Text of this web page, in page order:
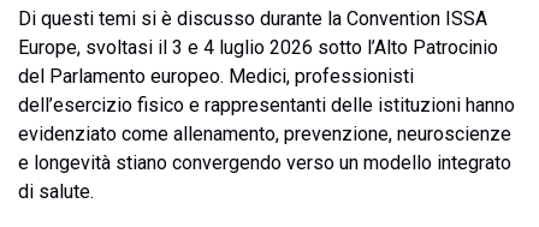
Di questi temi si è discusso durante la Convention ISSA
Europe, svoltasi il 3 e 4 luglio 2026 sotto l’Alto Patrocinio
del Parlamento europeo. Medici, professionisti
dell’esercizio fisico e rappresentanti delle istituzioni hanno
evidenziato come allenamento, prevenzione, neuroscienze
e longevità stiano convergendo verso un modello integrato
di salute.